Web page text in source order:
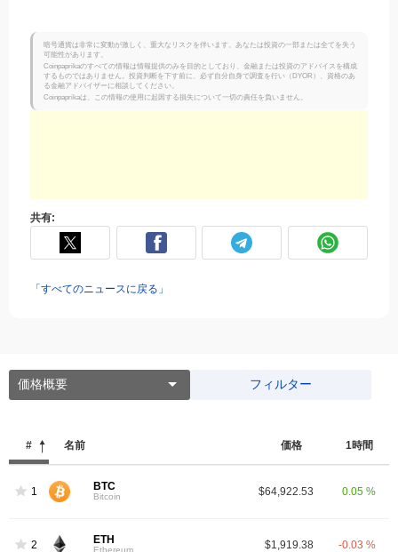
暗号通貨は非常に変動が激しく、重大なリスクを伴います。あなたは投資の一部または全てを失う
可能性があります。
Coinpaprikaのすべての情報は情報提供のみを目的としており、金融または投資のアドバイスを構成
するものではありません。投資判断を下す前に、必ず自分自身で調査を行い（DYOR）、資格のあ
る金融アドバイザーに相談してください。
Coinpaprikaは、この情報の使用に起因する損失について一切の責任を負いません。
共有:
「すべてのニュースに戻る」
価格概要 フィルター
# 名前 価格 1時間
1 BTC
Bitcoin $64,922.53 0.05 %
2 ETH
Ethereum $1,919.38 -0.03 %